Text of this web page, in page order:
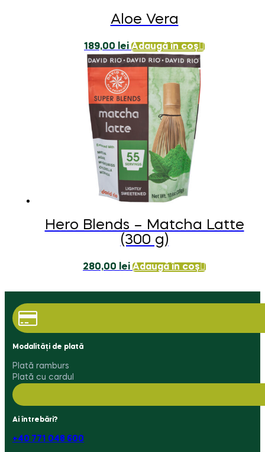
Aloe Vera
189,00 lei Adaugă în coș
Hero Blends – Matcha Latte
(300 g)
280,00 lei Adaugă în coș
Modalități de plată
Plată ramburs
Plată cu cardul
Ai întrebări?
+40 771 048 600